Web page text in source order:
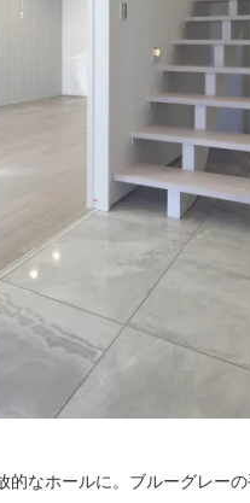
なホールに。ブルーグレー